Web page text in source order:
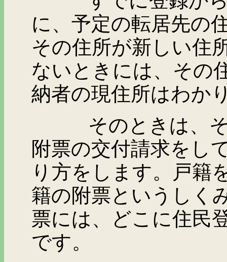
に、予定の転居先の
その住所が新しい住
ないときには、その
納者の現住所はわか
そのときは、その
附票の交付請求をし
り方をします。戸籍
籍の附票というしく
票には、どこに住民
です。